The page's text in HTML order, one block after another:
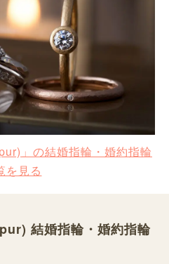
」の結婚指輪・婚約指輪
を見る
結婚指輪・婚約指輪